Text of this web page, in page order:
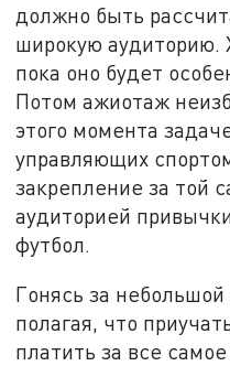
должно быть
широкую аудиторию.
пока оно будет
Потом ажиотаж
этого момента
управляющих
закрепление за той
аудиторией
футбол.
Гонясь за
полагая, что
платить за все